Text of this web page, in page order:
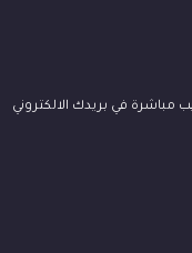
مباشرة في بريدك الالكتروني